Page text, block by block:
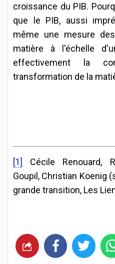
croissance du PIB.
que le PIB, aussi
même une mesure
matière à l'échelle
effectivement la
transformation de la
[1]
Cécile Renouard,
Goupil, Christian Koenig
grande transition, Les